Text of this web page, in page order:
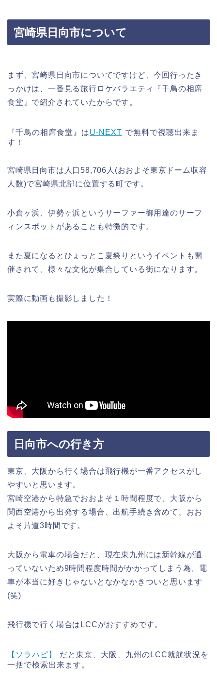
宮崎県日向市について
まず、宮崎県日向市についてですけど、今回行ったき
っかけは、一番見る旅行ロケバラエティ『千鳥の相席
食堂』で紹介されていたからです。
『千鳥の相席食堂』はU-NEXT で無料で視聴出来ま
す！
宮崎県日向市は人口58,706人(おおよそ東京ドーム収容
人数)で宮崎県北部に位置する町です。
小倉ヶ浜、伊勢ヶ浜というサーファー御用達のサーフ
ィンスポットがあることも特徴的です。
また夏になるとひょっとこ夏祭りというイベントも開
催されて、様々な文化が集合している街になります。
実際に動画も撮影しました！
日向市への行き方
東京、大阪から行く場合は飛行機が一番アクセスがし
やすいと思います。
宮崎空港から特急でおおよそ１時間程度で、大阪から
関西空港から出発する場合、出航手続き含めて、おお
よそ片道3時間です。
大阪から電車の場合だと、現在東九州には新幹線が通
っていないため9時間程度時間がかかってしまう為、電
車が本当に好きじゃないとなかなかきついと思います
(笑)
飛行機で行く場合はLCCがおすすめです。
【ソラハピ】
だと東京、大阪、九州のLCC就航状況を
一括で検索出来ます。